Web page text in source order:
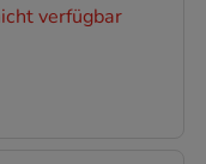
verfügbar